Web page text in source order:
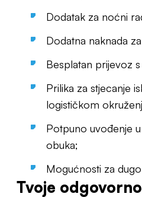
Dodatak za noćni
Dodatna naknada
Besplatan prijevoz
Prilika za stjecanje
logističkom
Potpuno uvođenje
obuka;
Mogućnosti za
Tvoje